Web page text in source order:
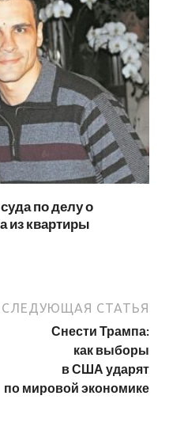
по делу о
из квартиры
СЛЕДУЮЩАЯ СТАТЬЯ
Снести Трампа:
как выборы
в США ударят
по мировой экономике